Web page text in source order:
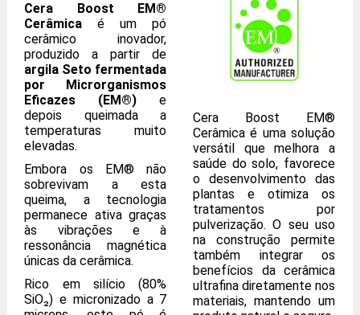
Cera Boost EM®
Cerâmica é um pó
cerâmico inovador,
produzido a partir de
argila Seto fermentada
por Microrganismos
Eficazes (EM®) e
depois queimada a
temperaturas muito
elevadas.
Embora os EM® não
sobrevivam a esta
queima, a tecnologia
permanece ativa graças
às vibrações e à
ressonância magnética
únicas da cerâmica.
Rico em silício (80%
SiO₂) e micronizado a 7
Cera Boost EM®
Cerâmica é uma solução
versátil que melhora a
saúde do solo, favorece
o desenvolvimento das
plantas e otimiza os
tratamentos por
pulverização. O seu uso
na construção permite
também integrar os
benefícios da cerâmica
ultrafina diretamente nos
materiais, mantendo um